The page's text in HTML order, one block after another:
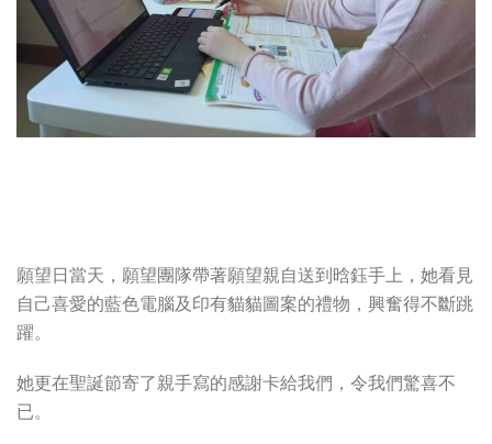
願望日當天，願望團隊帶著願望親自送到晗鈺手上，她看見
自己喜愛的藍色電腦及印有貓貓圖案的禮物，興奮得不斷跳
躍。
她更在聖誕節寄了親手寫的感謝卡給我們，令我們驚喜不
已。